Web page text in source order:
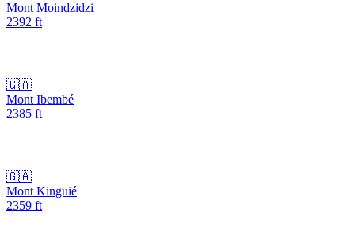
Mont Moindzidzi
2392 ft
🇬🇦
Mont Ibembé
2385 ft
🇬🇦
Mont Kinguié
2359 ft